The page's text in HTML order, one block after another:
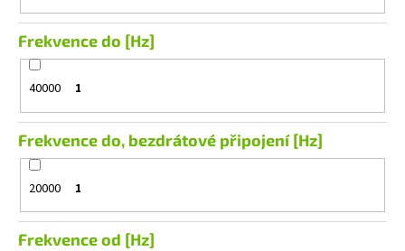
Frekvence do [Hz]
40000 1
Frekvence do, bezdrátové připojení [Hz]
20000 1
Frekvence od [Hz]